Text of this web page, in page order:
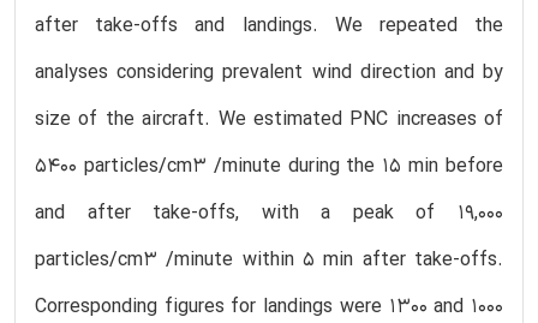
after take-offs and landings. We repeated the
analyses considering prevalent wind direction and by
size of the aircraft. We estimated PNC increases of
5400 particles/cm3 /minute during the 15 min before
and after take-offs, with a peak of 19,000
particles/cm3 /minute within 5 min after take-offs.
Corresponding figures for landings were 1300 and 1000